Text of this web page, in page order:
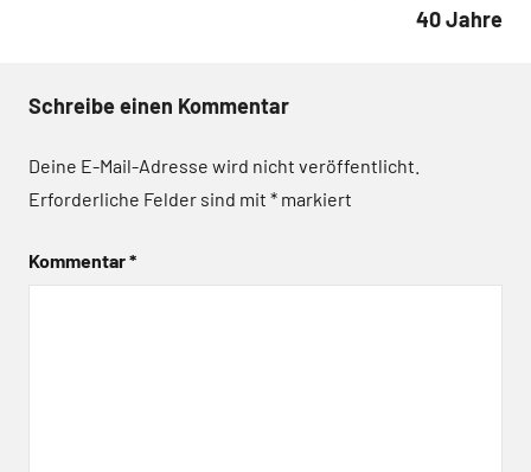
40 Jahre
Schreibe einen Kommentar
Deine E-Mail-Adresse wird nicht veröffentlicht.
Erforderliche Felder sind mit * markiert
Kommentar*